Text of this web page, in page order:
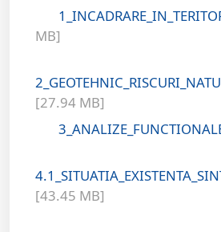
MB]
[27.94 MB]
[43.45 MB]